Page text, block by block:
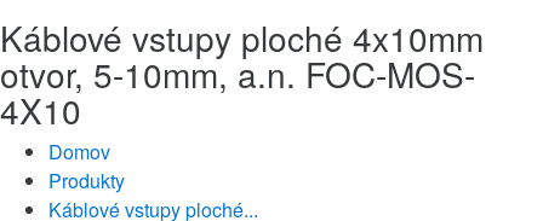
Káblové vstupy ploché 4x10mm
otvor, 5-10mm, a.n. FOC-MOS-
4X10
Domov
Produkty
Káblové vstupy ploché...